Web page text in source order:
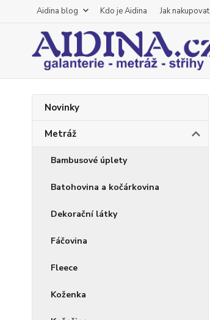
Aidina blog Kdo je Aidina Jak nakupovat
Novinky
Metráž
Bambusové úplety
Batohovina a kočárkovina
Dekorační látky
Fáčovina
Fleece
Koženka